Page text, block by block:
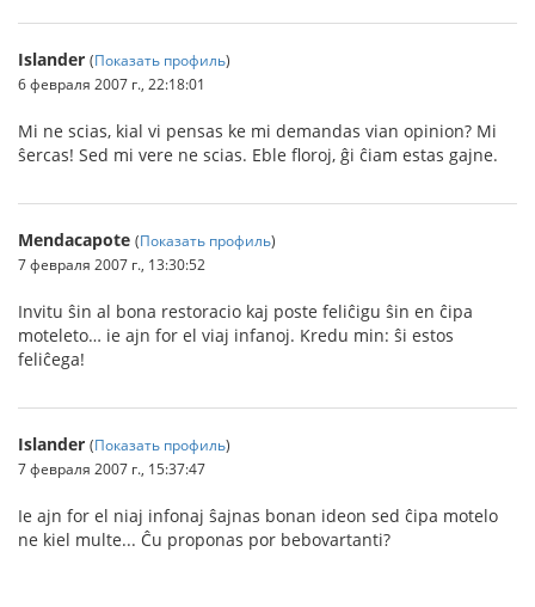
Islander (Показать профиль)
6 февраля 2007 г., 22:18:01
Mi ne scias, kial vi pensas ke mi demandas vian opinion? Mi
ŝercas! Sed mi vere ne scias. Eble floroj, ĝi ĉiam estas gajne.
Mendacapote (Показать профиль)
7 февраля 2007 г., 13:30:52
Invitu ŝin al bona restoracio kaj poste feliĉigu ŝin en ĉipa
moteleto… ie ajn for el viaj infanoj. Kredu min: ŝi estos
feliĉega!
Islander (Показать профиль)
7 февраля 2007 г., 15:37:47
Ie ajn for el niaj infonaj ŝajnas bonan ideon sed ĉipa motelo
ne kiel multe... Ĉu proponas por bebovartanti?